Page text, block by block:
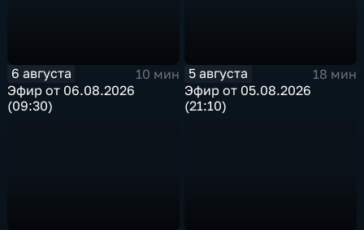
6 августа
10 мин
Эфир от 06.08.2026
(09:30)
5 августа
18 мин
Эфир от 05.08.2026
(21:10)